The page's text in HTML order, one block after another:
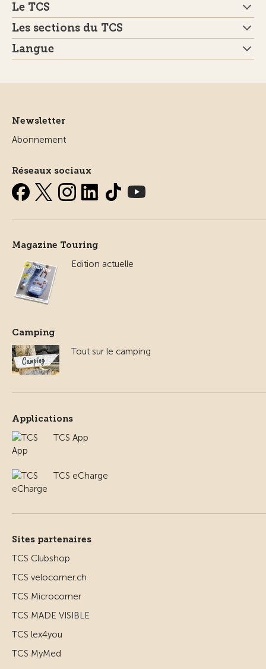
Le TCS
Les sections du TCS
Langue
Newsletter
Abonnement
Réseaux sociaux
Magazine Touring
Edition actuelle
Camping
Tout sur le camping
Applications
TCS App
TCS eCharge
Sites partenaires
TCS Clubshop
TCS velocorner.ch
TCS Microcorner
TCS MADE VISIBLE
TCS lex4you
TCS MyMed